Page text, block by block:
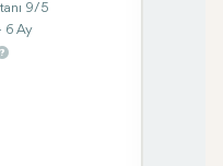
9/5
6 Ay